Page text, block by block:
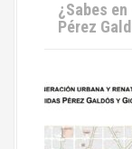
¿Sabes
Pérez